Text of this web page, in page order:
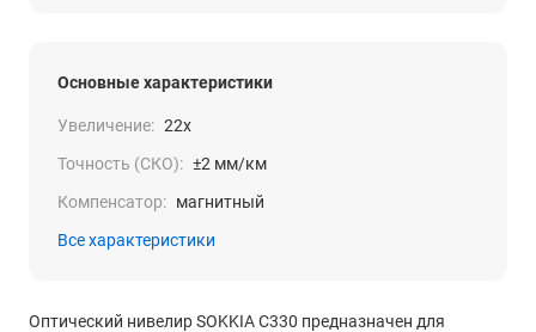
Основные характеристики
Увеличение: 22x
Точность (СКО): ±2 мм/км
Компенсатор: магнитный
Все характеристики
Оптический нивелир SOKKIA С330 предназначен для